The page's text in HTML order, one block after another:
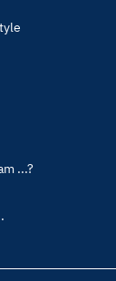
...?